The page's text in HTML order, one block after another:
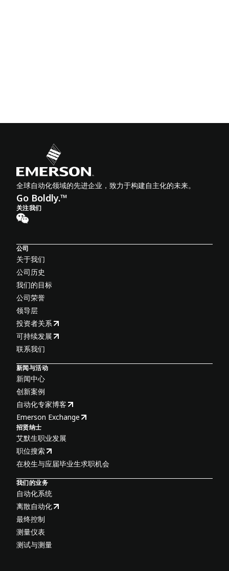
全球自动化领域的先进企业，致力于构建自主化的未来。
Go Boldly.™
关注我们
公司
关于我们
公司历史
我们的目标
公司荣誉
领导层
投资者关系
可持续发展
联系我们
新闻与活动
新闻中心
创新案例
自动化专家博客
Emerson Exchange
招贤纳士
艾默生职业发展
职位搜索
在校生与应届毕业生求职机会
我们的业务
自动化系统
离散自动化
最终控制
测量仪表
测试与测量